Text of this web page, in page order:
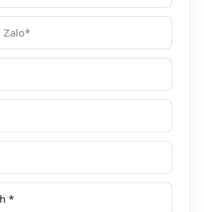
Diamond Hotel 3* – Hà
2 đêm nghỉ hạng
Diamond Hotel 3* + Xe
Bữa sáng buffet
Các tiện ích 3* tại